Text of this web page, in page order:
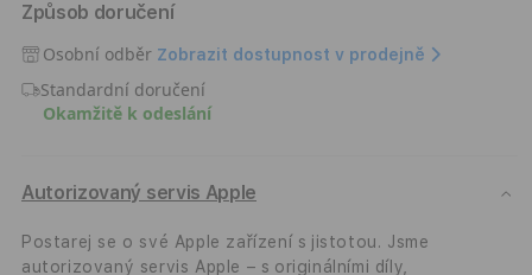
Kryt
pro
iPhone
17
Pitaka
Case
černo-
šedý
Case
Způsob doručení
Osobní odběr Zobrazit dostupnost v prodejně
Standardní doručení
Okamžitě k odeslání
Autorizovaný servis Apple
Postarej se o své Apple zařízení s jistotou. Jsme
autorizovaný servis Apple – s originálními díly,